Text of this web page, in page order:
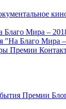
Благо Мира –
"На Благо Мира
Премии
Премии